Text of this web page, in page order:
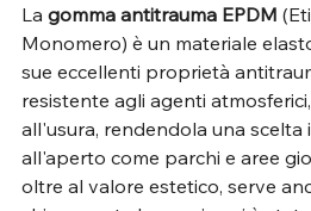
La gomma antitrauma EPDM
Monomero) è un materiale
sue eccellenti proprietà
resistente agli agenti
all'usura, rendendola una scelta
all'aperto come parchi e aree
oltre al valore estetico, serve